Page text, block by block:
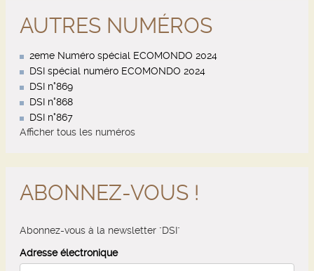
AUTRES NUMÉROS
2eme Numéro spécial ECOMONDO 2024
DSI spécial numéro ECOMONDO 2024
DSI n°869
DSI n°868
DSI n°867
Afficher tous les numéros
ABONNEZ-VOUS !
Abonnez-vous à la newsletter "DSI"
Adresse électronique